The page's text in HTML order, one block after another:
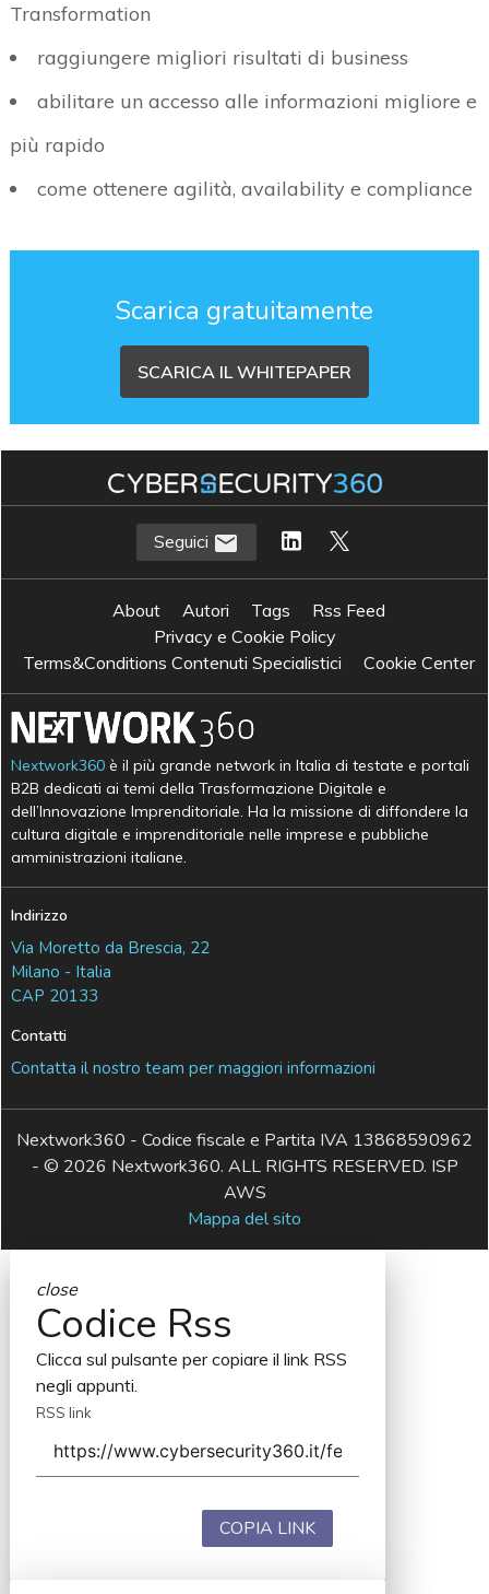
Transformation
raggiungere migliori risultati di business
abilitare un accesso alle informazioni migliore e
più rapido
come ottenere agilità, availability e compliance
Scarica gratuitamente
SCARICA IL WHITEPAPER
Seguici
About Autori Tags
Rss Feed
Privacy e Cookie Policy
Terms&Conditions Contenuti Specialistici
Cookie Center
Nextwork360 è il più grande network in Italia di testate e portali
B2B dedicati ai temi della Trasformazione Digitale e
dell’Innovazione Imprenditoriale. Ha la missione di diffondere la
cultura digitale e imprenditoriale nelle imprese e pubbliche
amministrazioni italiane.
Indirizzo
Via Moretto da Brescia, 22
Milano - Italia
CAP 20133
Contatti
Contatta il nostro team per maggiori informazioni
Nextwork360 - Codice fiscale e Partita IVA 13868590962
- © 2026 Nextwork360. ALL RIGHTS RESERVED. ISP
AWS
Mappa del sito
close
Codice Rss
Clicca sul pulsante per copiare il link RSS
negli appunti.
RSS link
COPIA LINK